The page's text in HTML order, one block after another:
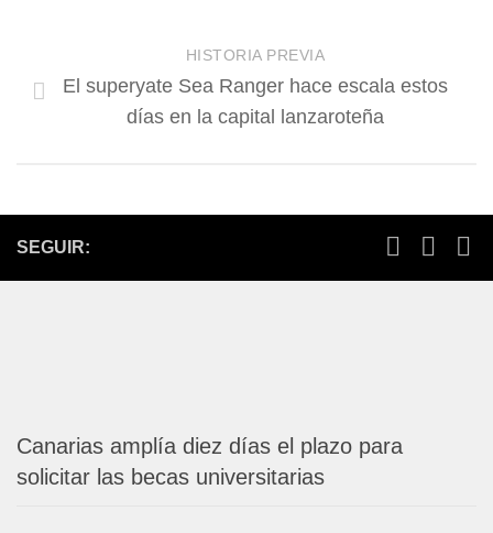
HISTORIA PREVIA
El superyate Sea Ranger hace escala estos
días en la capital lanzaroteña
SEGUIR:
Canarias amplía diez días el plazo para
solicitar las becas universitarias